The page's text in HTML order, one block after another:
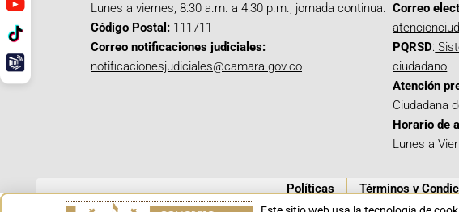
Lunes a viernes, 8:30 a.m. a 4:30 p.m., jornada continua.
Código Postal: 111711
Correo notificaciones judiciales:
notificacionesjudiciales@camara.gov.co
Correo
PQRSD:
ciudadano
Atención
Ciudadana
Horario de
Lunes a
Políticas Términos y